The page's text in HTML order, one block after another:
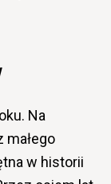
Na
małego
w historii